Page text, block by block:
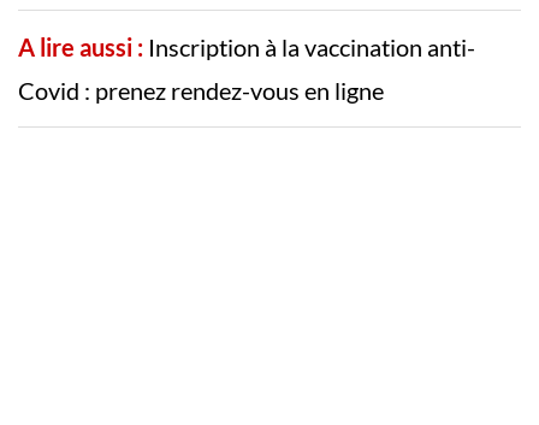
A lire aussi : Inscription à la vaccination anti-
Covid : prenez rendez-vous en ligne